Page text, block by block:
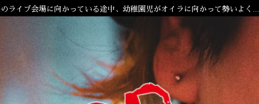
ライブ会場に向かっている途中、幼稚園児がオイラに向かって勢いよく……